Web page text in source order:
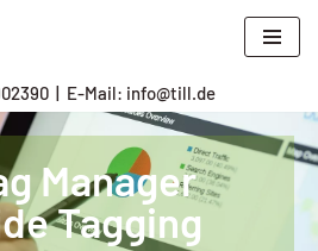
| E-Mail: info@till.de
Manager
Tagging